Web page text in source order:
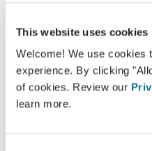
This website uses cookies
Welcome! We use cookies
experience. By clicking
of cookies. Review our
learn more.
Hoe verloopt
Tijdens uw volgende
terwijl u advies krijgt van